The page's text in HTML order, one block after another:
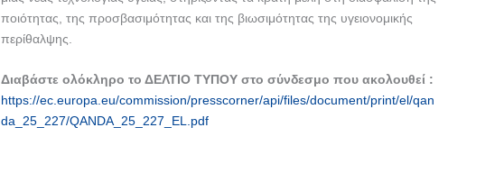
ποιότητας, της προσβασιμότητας και της βιωσιμότητας της υγειονομικής
περίθαλψης.
Διαβάστε ολόκληρο το ΔΕΛΤΙΟ ΤΥΠΟΥ στο σύνδεσμο που ακολουθεί :
https://ec.europa.eu/commission/presscorner/api/files/document/print/el/qan
da_25_227/QANDA_25_227_EL.pdf